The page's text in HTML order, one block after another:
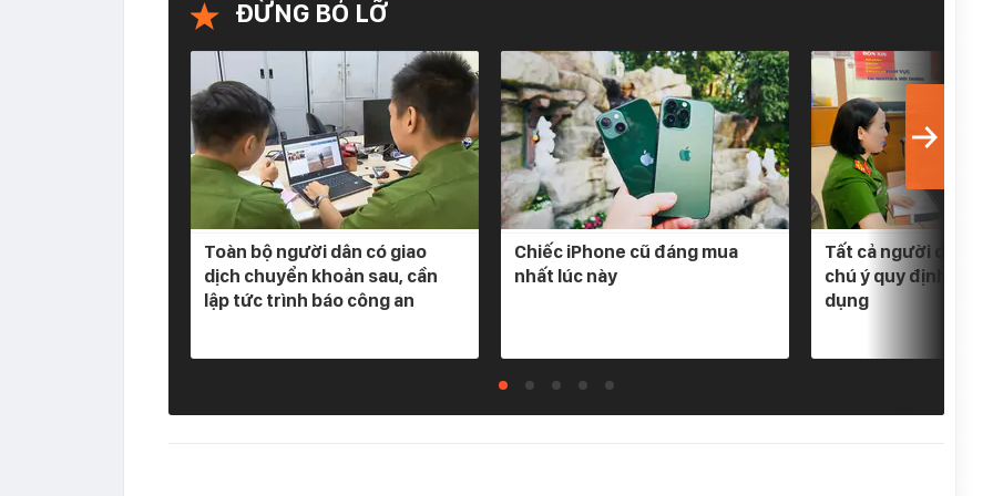
ĐỪNG BỎ LỠ
Toàn bộ người dân có giao
dịch chuyển khoản sau, cần
lập tức trình báo công an
Chiếc iPhone cũ đáng mua
nhất lúc này
Tất cả người dân có
chú ý quy định mới
dụng